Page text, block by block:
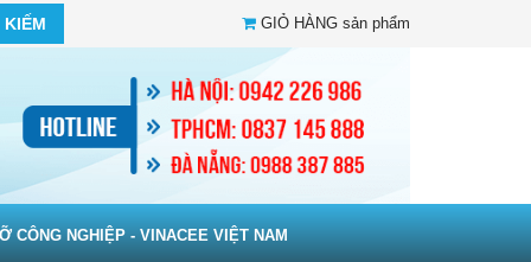
KIẾM GIỎ HÀNG sản phẩm
CÔNG NGHIỆP - VINACEE VIỆT NAM